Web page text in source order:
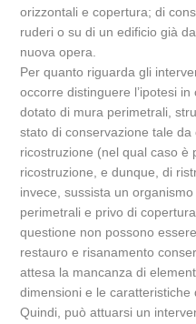
orizzontali e copertura; di
ruderi o su di un edificio già
nuova opera.
Per quanto riguarda gli
occorre distinguere l’ipotesi
dotato di mura perimetrali,
stato di conservazione tale
ricostruzione (nel qual caso è
ricostruzione, e dunque, di
invece, sussista un
perimetrali e privo di
questione non possono
restauro e risanamento
attesa la mancanza di
dimensioni e le caratteristiche
Quindi, può attuarsi un